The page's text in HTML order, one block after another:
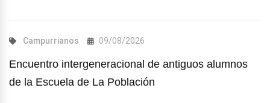
Campurrianos 09/08/2026
Encuentro intergeneracional de antiguos alumnos
de la Escuela de La Población